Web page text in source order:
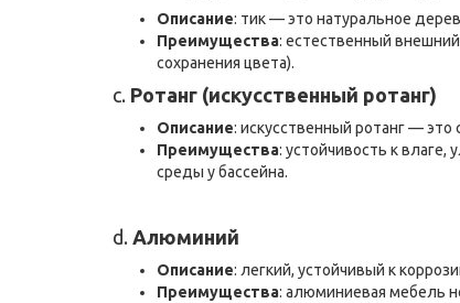
Описание: тик — это натуральное
Преимущества: естественный
сохранения цвета).
c. Ротанг (искусственный ротанг)
Описание: искусственный ротанг —
Преимущества: устойчивость к
среды у бассейна.
d. Алюминий
Описание: легкий, устойчивый к
Преимущества: алюминиевая мебель